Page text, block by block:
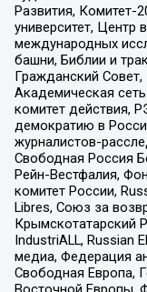
Развития, Комитет-
университет, Центр
международных
башни, Библии и
Гражданский Совет,
Академическая
комитет действия,
демократию в
журналистов-
Свободная Россия
Рейн-Вестфалия,
комитет России,
Libres, Союз за
Крымскотатарский
IndustriALL, Russian
медиа, Федерация
Свободная Европа,